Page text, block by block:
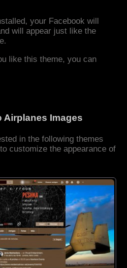
your Facebook will
will appear just like the
like this theme, you can
Airplanes Images
in the following themes
customize the appearance of